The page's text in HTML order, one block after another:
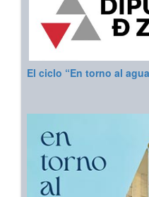
El ciclo “En torno al